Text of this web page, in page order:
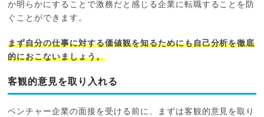
か明らかにすることで激務だと感じる企業に転職することを防
ぐことができます。
まず自分の仕事に対する価値観を知るためにも自己分析を徹底
的におこないましょう。
客観的意見を取り入れる
ベンチャー企業の面接を受ける前に、まずは客観的意見を取り